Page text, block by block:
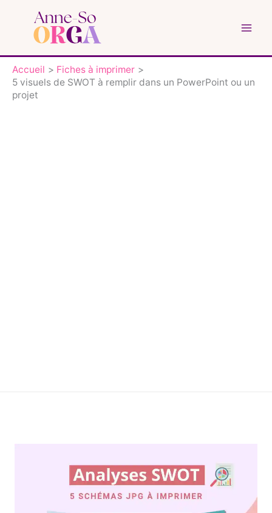
contenu
Accueil
Fiches à imprimer
5 visuels de SWOT à remplir dans un PowerPoint ou un
projet